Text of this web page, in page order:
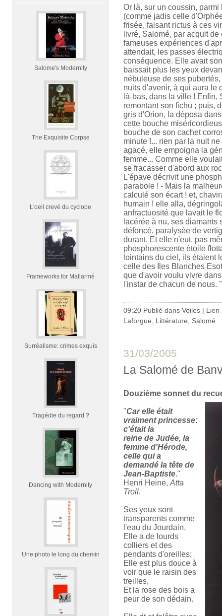
Salome's Modernity
The Exquisite Corpse
L'oeil crevé du cyclope
Frameworks for Mallarmé
Surréalisme: crimes exquis
Tragédie du regard ?
Dancing with Modernity
Une photo le long du chemin
Or là, sur un coussin,
(comme jadis celle
frisée, faisant rictus à ces
livré, Salomé, par acquit
fameuses expériences
attendait, les passes
conséquence. Elle avait
baissait plus les yeux
nébuleuse de ses
nuits d'avenir, à qui aura le
là-bas, dans la ville !
remontant son fichu ; puis,
gris d'Orion, la déposa
cette bouche
bouche de son cachet
minute !... rien par la nuit
agacé, elle empoigna la
femme... Comme elle
se fracasser d'abord aux
L'épave décrivit une
parabole ! - Mais la
calculé son écart ! et,
humain ! elle alla,
anfractuosité que lavait le
lacérée à nu, ses
défoncé, paralysée de
durant. Et elle n'eut, pas
phosphorescente étoile
lointains du ciel, ils étaient
celle des Iles Blanches
que d'avoir voulu vivre
l'instar de chacun de nous. "
09:20 Publié dans Voiles | Lien
Laforgue
Littérature Salomé
31/03/2005
La Salomé de
Douzième sonnet du
"Car elle était
vraiment princesse:
c'était la
reine de Judée, la
femme d'Hérode,
celle qui a
demandé la tête de
Jean-Baptiste."
Henri Heine, Atta
Troll.
Ses yeux sont
transparents comme
l'eau du Jourdain.
Elle a de lourds
colliers et des
pendants d'oreilles;
Elle est plus douce à
voir que le raisin des
treilles,
Et la rose des bois a
peur de son dédain.